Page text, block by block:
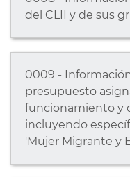
del CLII y de sus
0009 -
presupuesto
funcionamiento y
incluyendo
'Mujer Migrante y